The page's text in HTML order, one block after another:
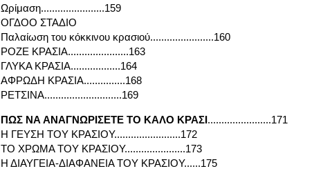
Ωρίμαση.......................159
ΟΓΔΟΟ ΣΤΑΔΙΟ
Παλαίωση του κόκκινου κρασιού.......................160
ΡΟΖΕ ΚΡΑΣΙΑ......................163
ΓΛΥΚΑ ΚΡΑΣΙΑ..................164
ΑΦΡΩΔΗ ΚΡΑΣΙΑ...............168
ΡΕΤΣΙΝΑ............................169
ΠΩΣ ΝΑ ΑΝΑΓΝΩΡΙΣΕΤΕ ΤΟ ΚΑΛΟ ΚΡΑΣΙ.......................171
Η ΓΕΥΣΗ ΤΟΥ ΚΡΑΣΙΟΥ........................172
ΤΟ ΧΡΩΜΑ ΤΟΥ ΚΡΑΣΙΟΥ......................173
Η ΔΙΑΥΓΕΙΑ-ΔΙΑΦΑΝΕΙΑ ΤΟΥ ΚΡΑΣΙΟΥ......175